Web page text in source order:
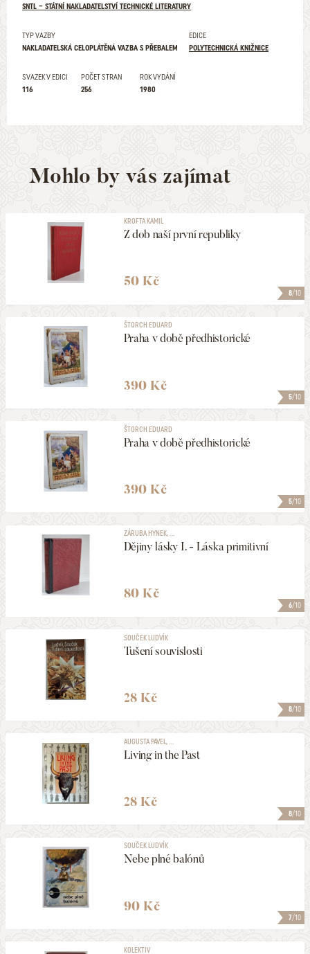
SNTL – STÁTNÍ NAKLADATELSTVÍ TECHNICKÉ LITERATURY
TYP VAZBY
NAKLADATELSKÁ CELOPLÁTĚNÁ VAZBA S PŘEBALEM
EDICE
POLYTECHNICKÁ KNIŽNICE
SVAZEK V EDICI
116
POČET STRAN
256
ROK VYDÁNÍ
1980
Mohlo by vás zajímat
8/10
KROFTA KAMIL
Z dob naší první republiky
50 Kč
5/10
ŠTORCH EDUARD
Praha v době předhistorické
390 Kč
5/10
ŠTORCH EDUARD
Praha v době předhistorické
390 Kč
6/10
ZÁRUBA HYNEK, ...
Dějiny lásky I. - Láska primitivní
80 Kč
8/10
SOUČEK LUDVÍK
Tušení souvislosti
28 Kč
8/10
AUGUSTA PAVEL, ...
Living in the Past
28 Kč
7/10
SOUČEK LUDVÍK
Nebe plné balónů
90 Kč
KOLEKTIV